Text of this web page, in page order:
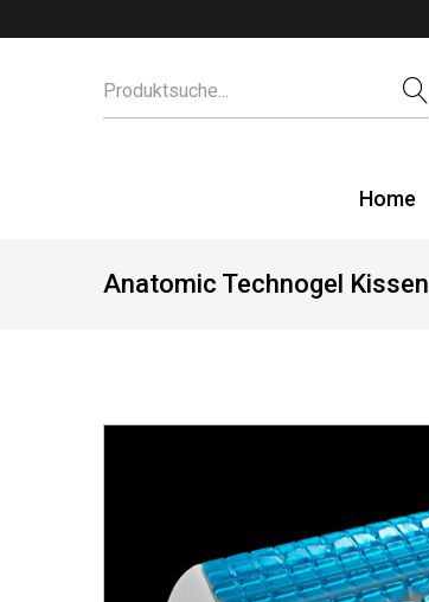
Home
Anatomic Technogel Kissen